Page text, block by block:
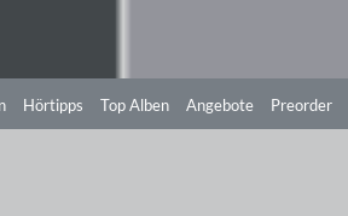
Hörtipps Top Alben Angebote Preorder